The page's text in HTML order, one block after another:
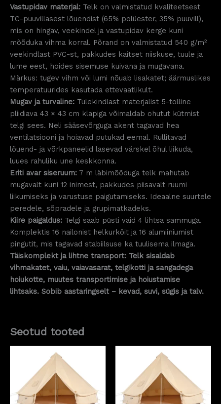
Vastupidav materjal: Telk on valmistatud kvaliteetsest
TC-puuvillasest lõuendist (65% polüester, 35% puuvill),
mis on hingav, veekindel ja vastupidav kerge kuni
mõõduka vihma korral. Põrand on valmistatud 540 g/m²
veekindlast PVC-st, pakkudes kaitset niiskuse, tuule ja
lume eest, hoides sisemuse kuivana ja mugavana.
Märkus: tugev vihm või lumi nõuab lisakatet; äärmuslikes
temperatuurides kasutada ettevaatlikult.
Mugav ja turvaline: Tulekindlast materjalist 5-tolline
pliidiava 43 × 43 cm klapiga võimaldab ohutut kütmist
telgi sees. Neli sääsevõrguga akent tagavad hea
ventilatsiooni ja hoiavad putukad eemal. Rullitavad
lõuend- ja võrkpaneelid lasevad värskel õhul liikuda,
luues rahuliku une keskkonna.
Eriti avar siseruum: 7 m läbimõõduga telk mahutab
mugavalt kuni 12 inimest, pakkudes piisavalt ruumi
liikumiseks ja varustuse paigutamiseks. Ideaalne suurtele
peredele, sõpradele ja grupimatkadeks.
Kiire paigaldus: Telgi saab püsti vaid 4 lihtsa sammuga.
Komplektis 16 nailonist helkurköit ja 16 alumiiniumist
pingutit, mis tagavad stabiilsuse ka tuulisema ilmaga.
Täiskomplekt ja lihtne transport: Telk sisaldab
vihmakatet, vaiu, vaiavasarat, telgikotti ja sangadega
hoiukotte, muutes transportimise ja hoiustamise
lihtsaks. Sobib aastaringselt – kevad, suvi, sügis ja talv.
Seotud tooted